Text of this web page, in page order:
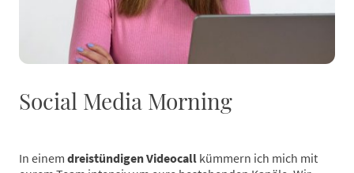
Social Media Morning
In einem dreistündigen Videocall kümmern ich mich mit